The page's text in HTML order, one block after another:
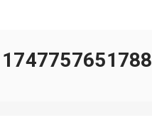
1747757651788